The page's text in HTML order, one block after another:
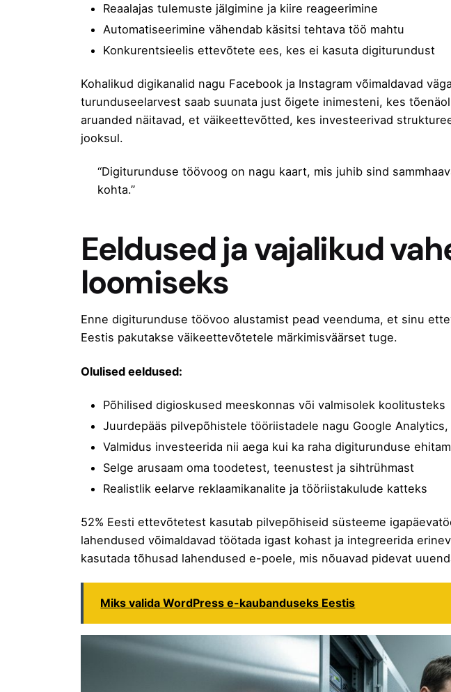
Reaalajas tulemuste jälgimine ja kiire reageerimine
Automatiseerimine vähendab käsitsi tehtava töö mahtu
Konkurentsieelis ettevõtete ees, kes ei kasuta digiturundust
Kohalikud digikanalid nagu Facebook ja Instagram võimaldavad
turunduseelarvest saab suunata just õigete inimesteni, kes
aruanded näitavad, et väikeettevõtted, kes investeerivad
jooksul.
“Digiturunduse töövoog on nagu kaart, mis juhib sind
kohta.”
Eeldused ja vajalikud
loomiseks
Enne digiturunduse töövoo alustamist pead veenduma, et sinu
Eestis pakutakse väikeettevõtetele märkimisväärset tuge.
Olulised eeldused:
Põhilised digioskused meeskonnas või valmisolek koolitusteks
Juurdepääs pilvepõhistele tööriistadele nagu Google
Valmidus investeerida nii aega kui ka raha digiturunduse
Selge arusaam oma toodetest, teenustest ja sihtrühmast
Realistlik eelarve reklaamikanalite ja tööriistakulude katteks
52% Eesti ettevõtetest kasutab pilvepõhiseid süsteeme
lahendused võimaldavad töötada igast kohast ja integreerida
kasutada tõhusad lahendused e-poele, mis nõuavad pidevat
Miks valida WordPress e-kaubanduseks Eestis